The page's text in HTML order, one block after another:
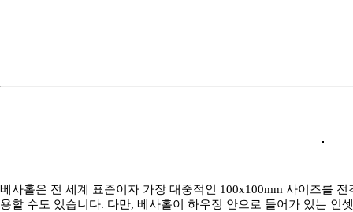
베사홀은 전 세계 표준이자 가장 대중적인 100x100mm 사이즈를
용할 수도 있습니다. 다만, 베사홀이 하우징 안으로 들어가 있는 인